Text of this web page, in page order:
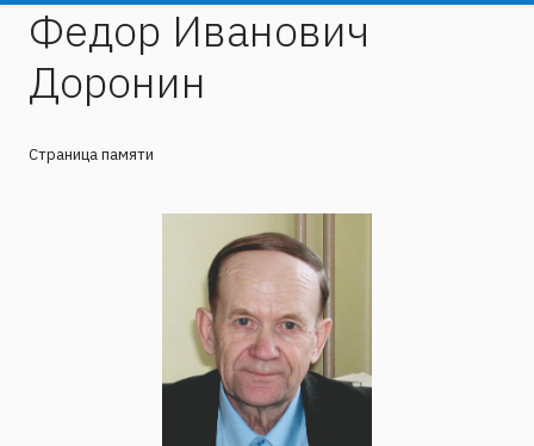
Федор Иванович
Доронин
Страница памяти